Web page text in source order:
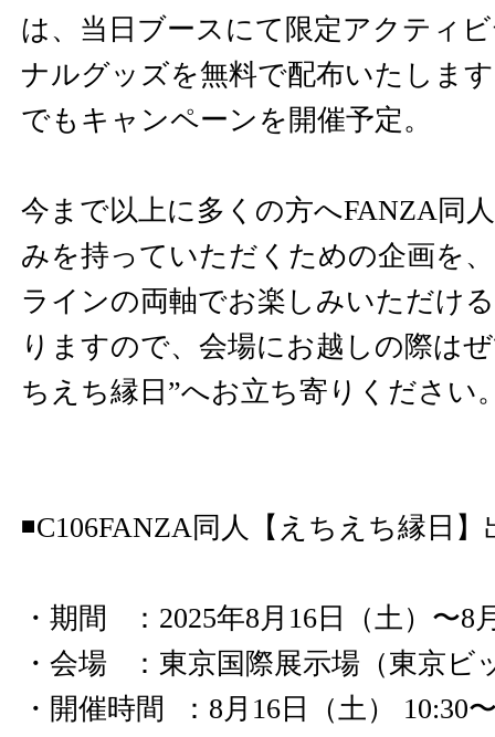
は、当日ブースにて限定アクティ
ナルグッズを無料で配布いたしま
でもキャンペーンを開催予定。
今まで以上に多くの方へFANZA同
みを持っていただくための企画を
ラインの両軸でお楽しみいただけ
りますので、会場にお越しの際は
ちえち縁日”へお立ち寄りください
◾️C106FANZA同人【えちえち縁日
・期間 ：2025年8月16日（土）〜8
・会場 ：東京国際展示場（東京ビ
・開催時間 ：8月16日（土） 10:30